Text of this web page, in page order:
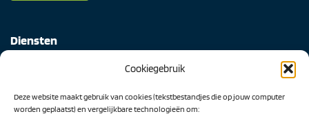
Cookiegebruik
Deze website maakt gebruik van cookies (tekstbestandjes die op jouw computer
worden geplaatst) en vergelijkbare technologieën om:
Diensten
AI Readiness Scan